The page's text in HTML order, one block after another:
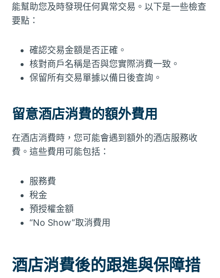
能幫助您及時發現任何異常交易。以下是一些檢查
要點：
確認交易金額是否正確。
核對商戶名稱是否與您實際消費一致。
保留所有交易單據以備日後查詢。
留意酒店消費的額外費用
在酒店消費時，您可能會遇到額外的酒店服務收
費。這些費用可能包括：
服務費
稅金
預授權金額
“No Show”取消費用
酒店消費後的跟進與保障措